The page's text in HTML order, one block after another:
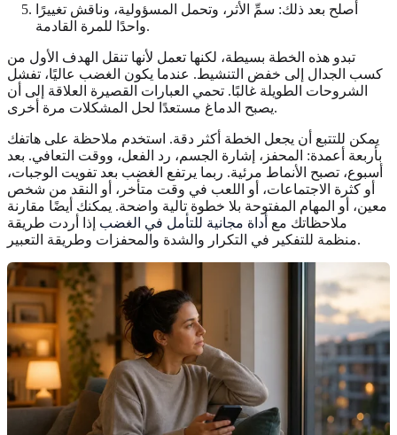
أصلح بعد ذلك: سمِّ الأثر، وتحمل المسؤولية، وناقش تغييرًا
واحدًا للمرة القادمة.
تبدو هذه الخطة بسيطة، لكنها تعمل لأنها تنقل الهدف الأول من
كسب الجدال إلى خفض التنشيط. عندما يكون الغضب عاليًا، تفشل
الشروحات الطويلة غالبًا. تحمي العبارات القصيرة العلاقة إلى أن
يصبح الدماغ مستعدًا لحل المشكلات مرة أخرى.
يمكن للتتبع أن يجعل الخطة أكثر دقة. استخدم ملاحظة على هاتفك
بأربعة أعمدة: المحفز، إشارة الجسم، رد الفعل، ووقت التعافي. بعد
أسبوع، تصبح الأنماط مرئية. ربما يرتفع الغضب بعد تفويت الوجبات،
أو كثرة الاجتماعات، أو اللعب في وقت متأخر، أو النقد من شخص
معين، أو المهام المفتوحة بلا خطوة تالية واضحة. يمكنك أيضًا مقارنة
ملاحظاتك مع أداة مجانية للتأمل في الغضب إذا أردت طريقة
منظمة للتفكير في التكرار والشدة والمحفزات وطريقة التعبير.